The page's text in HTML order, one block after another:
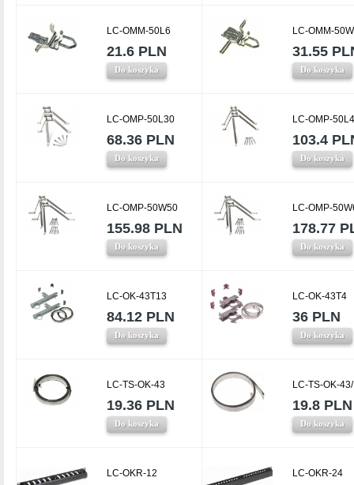
LC-OMM-50L6
21.6 PLN
Do koszyka
LC-OMM-
31.55
Do koszyka
LC-OMP-50L30
68.36 PLN
Do koszyka
LC-OMP-
103.4
Do koszyka
LC-OMP-50W50
155.98 PLN
Do koszyka
LC-OMP-
178.77
Do koszyka
LC-OK-43T13
84.12 PLN
Do koszyka
LC-OK-43T4
36 PLN
Do koszyka
LC-TS-OK-43
19.36 PLN
Do koszyka
LC-TS-OK-
19.8 PLN
Do koszyka
LC-OKR-12 LC-OKR-24